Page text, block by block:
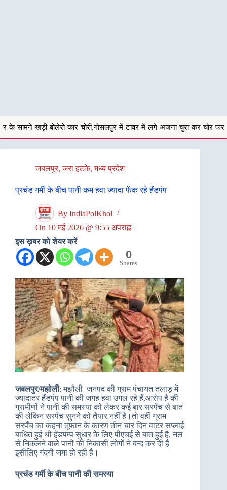
चोरी,गोसलपुर में टावर में लगे अजना चुरा कर चोर फरार छात्राओं के साथ
जबलपुर,जरा हटके,मध्य प्रदेश
प्रचंड गर्मी के बीच पानी कम हवा ज्यादा फेंक रहे हैंडपंप
By IndiaPolKhol
On 10 मई 2026 @ 9:55 अपराह्न
इस ख़बर को शेयर करें
0
Shares
जबलपुर/मझोली: मझौली जनपद की ग्राम पंचायत तलाड़ में
ज्यादातर हैंडपंप पानी की जगह हवा उगल रहे हैं,आरोप है की
ग्रामीणों ने पानी की समस्या को लेकर कई बार सरपँच से बात
की लेकिन सरपँच सुनने को तैयार नहीँ है।तो वहीं ग्राम
सरपँच का कहना तूफान के कारण तीन चार दिन वाटर सप्लाई
बाधित हुई थी हेंडपम्प सुधार के लिए पीएचई से बात हुई है, नल
से निकलने वाले पानी की निकासी लोगों ने बन्द कर दी है
इसीलिए गंदगी जमा हो रही है।
प्रचंड गर्मी के बीच पानी की समस्या